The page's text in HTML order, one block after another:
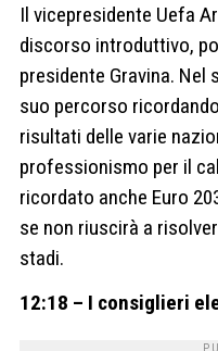
Il vicepresidente Uefa
discorso introduttivo,
presidente Gravina. Nel
suo percorso
risultati delle varie
professionismo per il
ricordato anche Euro
se non riuscirà a
stadi.
12:18 – I consiglieri